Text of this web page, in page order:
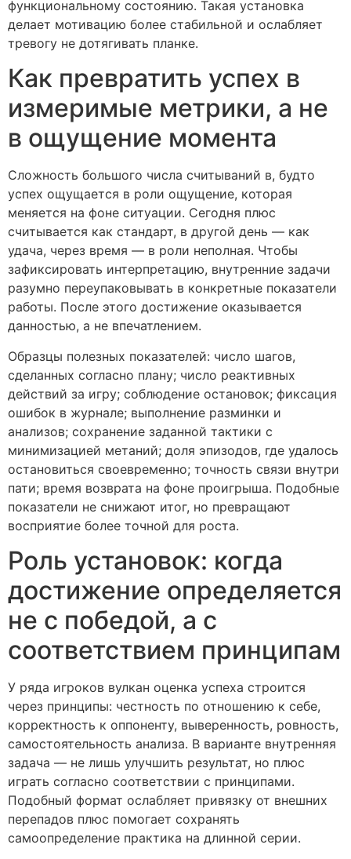
функциональному состоянию. Такая установка
делает мотивацию более стабильной и ослабляет
тревогу не дотягивать планке.
Как превратить успех в
измеримые метрики, а не
в ощущение момента
Сложность большого числа считываний в, будто
успех ощущается в роли ощущение, которая
меняется на фоне ситуации. Сегодня плюс
считывается как стандарт, в другой день — как
удача, через время — в роли неполная. Чтобы
зафиксировать интерпретацию, внутренние задачи
разумно переупаковывать в конкретные показатели
работы. После этого достижение оказывается
данностью, а не впечатлением.
Образцы полезных показателей: число шагов,
сделанных согласно плану; число реактивных
действий за игру; соблюдение остановок; фиксация
ошибок в журнале; выполнение разминки и
анализов; сохранение заданной тактики с
минимизацией метаний; доля эпизодов, где удалось
остановиться своевременно; точность связи внутри
пати; время возврата на фоне проигрыша. Подобные
показатели не снижают итог, но превращают
восприятие более точной для роста.
Роль установок: когда
достижение определяется
не с победой, а с
соответствием принципам
У ряда игроков вулкан оценка успеха строится
через принципы: честность по отношению к себе,
корректность к оппоненту, выверенность, ровность,
самостоятельность анализа. В варианте внутренняя
задача — не лишь улучшить результат, но плюс
играть согласно соответствии с принципами.
Подобный формат ослабляет привязку от внешних
перепадов плюс помогает сохранять
самоопределение практика на длинной серии.